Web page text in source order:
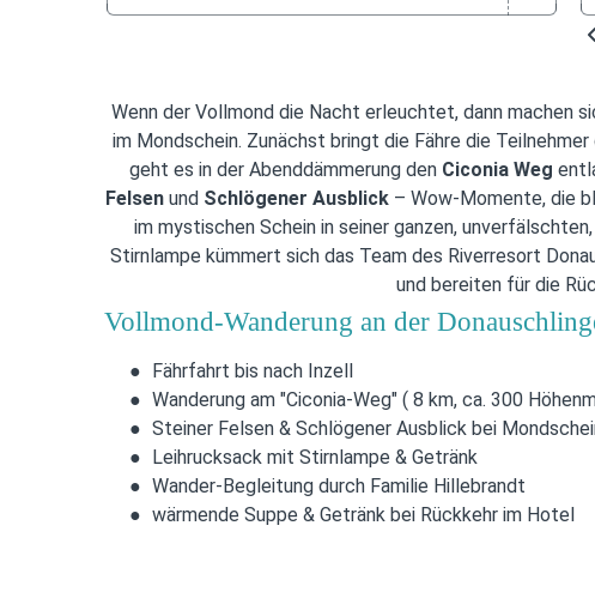
Wenn der Vollmond die Nacht erleuchtet, dann machen
im Mondschein. Zunächst bringt die Fähre die
geht es in der Abenddämmerung den Ciconia Weg
Felsenund Schlögener Ausblick– Wow-Momente, die
im mystischen Schein in seiner ganzen,
Stirnlampe kümmert sich das Team des Riverresort
und bereiten für die
Vollmond-Wanderung an der
Fährfahrt bis nach Inzell
Wanderung am "Ciconia-Weg" ( 8 km, ca. 300
Steiner Felsen & Schlögener Ausblick bei
Leihrucksack mit Stirnlampe & Getränk
Wander-Begleitung durch Familie Hillebrandt
wärmende Suppe & Getränk bei Rückkehr im Hotel